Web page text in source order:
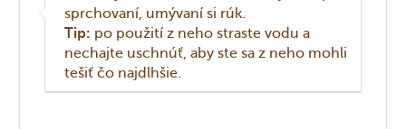
sprchovaní, umývaní si rúk.
Tip: po použití z neho straste vodu a
nechajte uschnúť, aby ste sa z neho mohli
tešiť čo najdlhšie.